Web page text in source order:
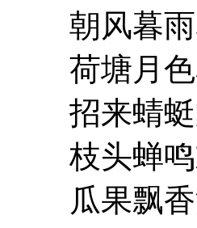
朝风暮雨
荷塘月色
招来蜻蜓
枝头蝉鸣
瓜果飘香